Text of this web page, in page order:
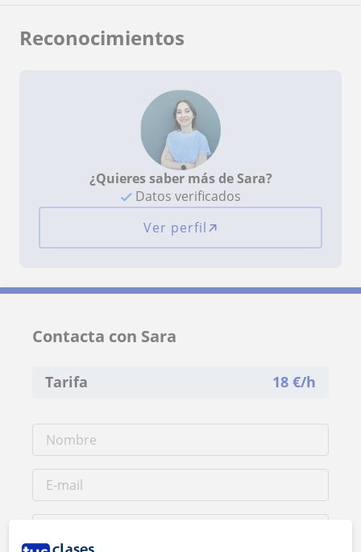
Reconocimientos
¿Quieres saber más de Sara?
Datos verificados
Ver perfil
Contacta con Sara
Tarifa 18 €/h